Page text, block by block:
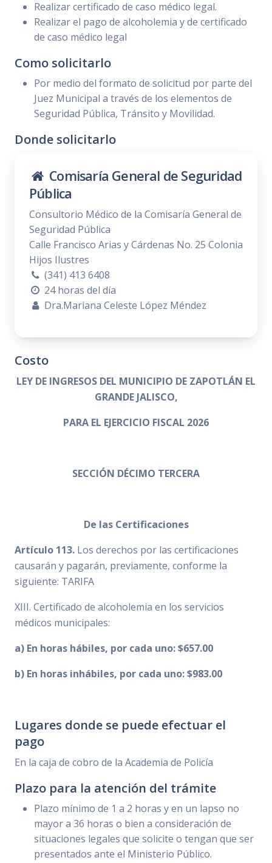
Realizar certificado de caso médico legal.
Realizar el pago de alcoholemia y de certificado
de caso médico legal
Como solicitarlo
Por medio del formato de solicitud por parte del
Juez Municipal a través de los elementos de
Seguridad Pública, Tránsito y Movilidad.
Donde solicitarlo
Comisaría General de Seguridad
Pública
Consultorio Médico de la Comisaría General de
Seguridad Pública
Calle Francisco Arias y Cárdenas No. 25 Colonia
Hijos Ilustres
(341) 413 6408
24 horas del día
Dra.Mariana Celeste López Méndez
Costo
LEY DE INGRESOS DEL MUNICIPIO DE ZAPOTLÁN EL
GRANDE JALISCO,
PARA EL EJERCICIO FISCAL 2026
SECCIÓN DÉCIMO TERCERA
De las Certificaciones
Artículo 113. Los derechos por las certificaciones
causarán y pagarán, previamente, conforme la
siguiente: TARIFA
XIII. Certificado de alcoholemia en los servicios
médicos municipales:
a) En horas hábiles, por cada uno: $657.00
b) En horas inhábiles, por cada uno: $983.00
Lugares donde se puede efectuar el
pago
En la caja de cobro de la Academia de Policía
Plazo para la atención del trámite
Plazo mínimo de 1 a 2 horas y en un lapso no
mayor a 36 horas o bien a consideración de
situaciones legales que solicite o tengan que ser
presentados ante el Ministerio Público.